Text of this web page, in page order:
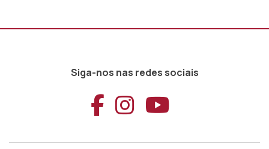
Siga-nos nas redes sociais
Aceder ao
Aceder ao
Aceder